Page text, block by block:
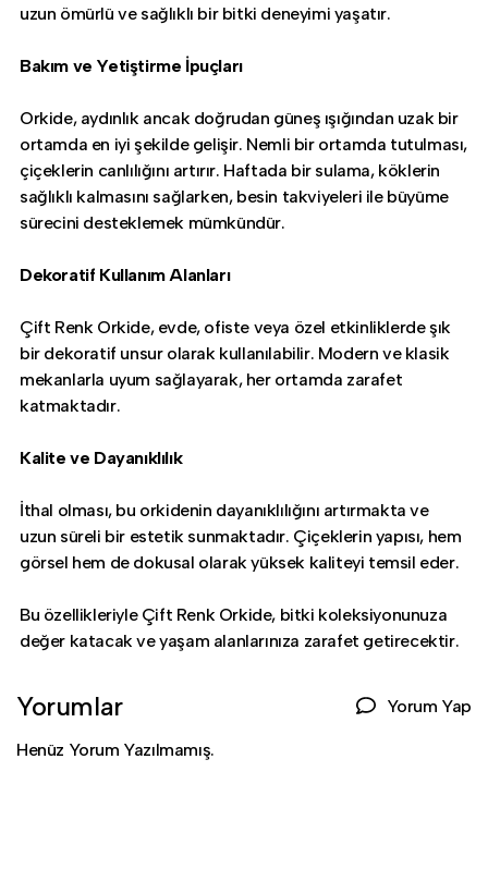
uzun ömürlü ve sağlıklı bir bitki deneyimi yaşatır.
Bakım ve Yetiştirme İpuçları
Orkide, aydınlık ancak doğrudan güneş ışığından uzak bir
ortamda en iyi şekilde gelişir. Nemli bir ortamda tutulması,
çiçeklerin canlılığını artırır. Haftada bir sulama, köklerin
sağlıklı kalmasını sağlarken, besin takviyeleri ile büyüme
sürecini desteklemek mümkündür.
Dekoratif Kullanım Alanları
Çift Renk Orkide, evde, ofiste veya özel etkinliklerde şık
bir dekoratif unsur olarak kullanılabilir. Modern ve klasik
mekanlarla uyum sağlayarak, her ortamda zarafet
katmaktadır.
Kalite ve Dayanıklılık
İthal olması, bu orkidenin dayanıklılığını artırmakta ve
uzun süreli bir estetik sunmaktadır. Çiçeklerin yapısı, hem
görsel hem de dokusal olarak yüksek kaliteyi temsil eder.
Bu özellikleriyle Çift Renk Orkide, bitki koleksiyonunuza
değer katacak ve yaşam alanlarınıza zarafet getirecektir.
Yorumlar Yorum Yap
Henüz Yorum Yazılmamış.